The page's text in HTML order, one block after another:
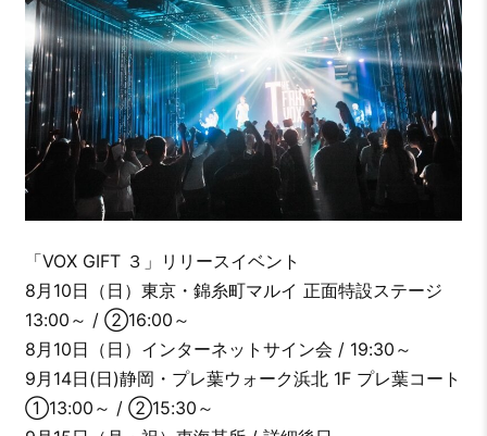
「VOX GIFT ３」リリースイベント
8月10日（日）東京・錦糸町マルイ 正面特設ステージ
13:00～ / ②16:00～
8月10日（日）インターネットサイン会 / 19:30～
9月14日(日)静岡・プレ葉ウォーク浜北 1F プレ葉コート
①13:00～ / ②15:30～